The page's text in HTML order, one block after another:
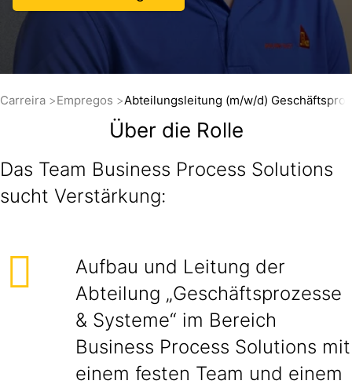
Carreira Empregos Abteilungsleitung (m/w/d)
Über die Rolle
Das Team Business Process Solutions
sucht Verstärkung:
Aufbau und Leitung der
Abteilung „Geschäftsprozesse
& Systeme“ im Bereich
Business Process Solutions mit
einem festen Team und einem